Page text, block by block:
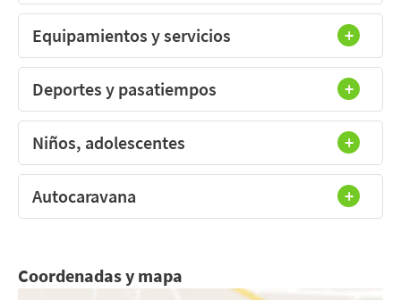
Equipamientos y servicios
Deportes y pasatiempos
Niños, adolescentes
Autocaravana
Coordenadas y mapa